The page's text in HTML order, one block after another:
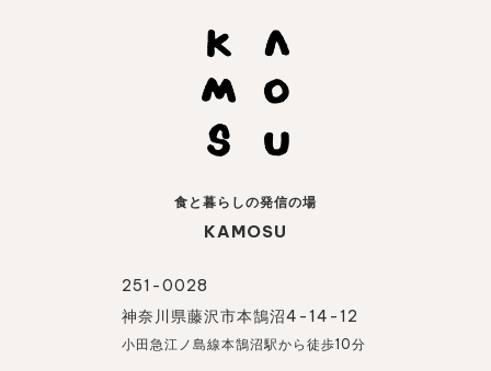
食と暮らしの発信の場
KAMOSU
251-0028
神奈川県藤沢市本鵠沼4-14-12
小田急江ノ島線本鵠沼駅から徒歩10分